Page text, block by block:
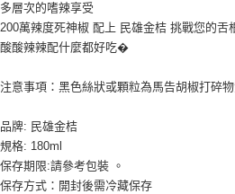
１．簡單：不需註冊會員、不需綁卡、不需儲
２．便利：只要手機號碼，簡訊認證，即可結
３．安心：先確認商品／服務後，再付款。
１．於結帳方式選擇「AFTEE先享後付」後
２．訂單成立數日內，您將收到繳費通知簡訊
ATM／網路銀行／等多元方式進行付款，方
※ 請注意：結帳手續完成當下不需立刻繳費
購買商品的店家。未經商家同意取消之訂單
運送方式
全家取貨付款-重量限制含紙箱10kg，
每筆NT$90，滿NT$990(含以上)免運費
付款後全家取貨-重量限制含紙箱10kg
9.5kg
每筆NT$90，滿NT$990(含以上)免運費
多層次的嗜辣享受
200萬辣度死神椒 配上 民雄金桔 挑戰您的舌
酸酸辣辣配什麼都好吃�
注意事項：黑色絲狀或顆粒為馬告胡椒打碎
品牌: 民雄金桔
規格: 180ml
保存期限:請參考包裝 。
保存方式：開封後需冷藏保存